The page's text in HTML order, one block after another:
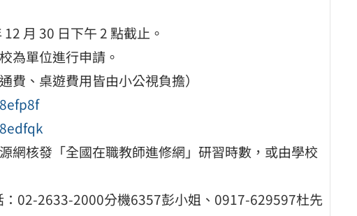
月 30 日下午 2 點截止。
為單位進行申請。
、桌遊費用皆由小公視負擔）
網核發「全國在職教師進修網」研習時數，或由學校
02-2633-2000分機6357彭小姐、0917-629597杜先